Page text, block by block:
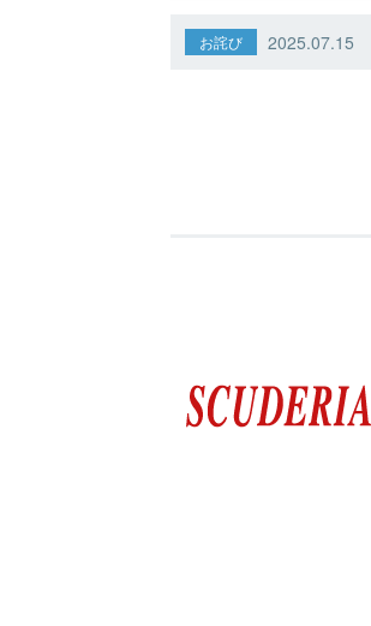
お詫び 2025.07.15